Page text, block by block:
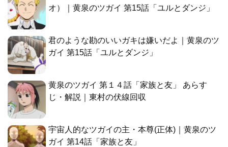
オ）｜黄泉のツガイ 第15話「ユルとダンジ」
君のような勘のいいガキは嫌いだよ｜黄泉のツ
ガイ 第15話「ユルとダンジ」
黄泉のツガイ 第１４話「家族と友」 あらす
じ・解説｜東村の伏線回収
宇宙人的なツガイの主・本尊(正体)｜黄泉のツ
ガイ 第14話「家族と友」